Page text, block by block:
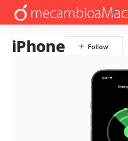
iPhone